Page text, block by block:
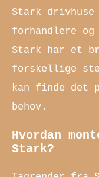
Stark drivhuse
forhandlere og
Stark har et
forskellige
kan finde det
behov.
Hvordan
Stark?